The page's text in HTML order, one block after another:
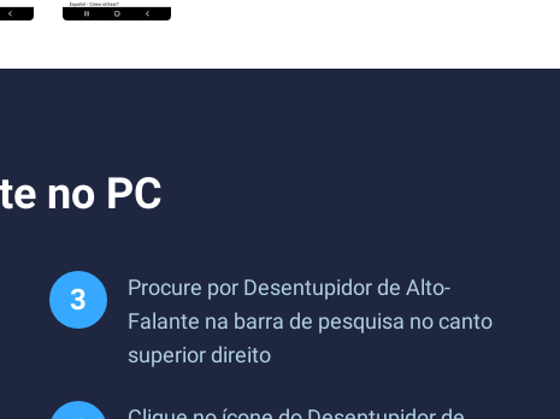
no PC
Procure por Desentupidor de Alto-
Falante na barra de pesquisa no canto
superior direito